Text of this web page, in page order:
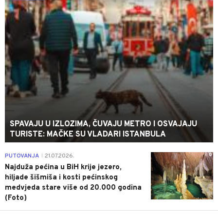
SPAVAJU U IZLOZIMA, ČUVAJU METRO I OSVAJAJU
TURISTE: MAČKE SU VLADARI ISTANBULA
0
PUTOVANJA 21.07.2026.
Najduža pećina u BiH krije jezero,
hiljade šišmiša i kosti pećinskog
medvjeda stare više od 20.000 godina
(Foto)